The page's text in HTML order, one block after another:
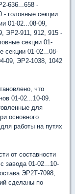
636...658 -
- головные секции
01-02...08-09,
ЭР2-911, 912, 915 -
секции 01-
секции 01-02...08-
09, ЭР2-1038, 1042
что
01-02...10-09.
для
основного
работы на путях
от составности
завода 01-02...10-
ЭР2Т-7098,
сделаны по